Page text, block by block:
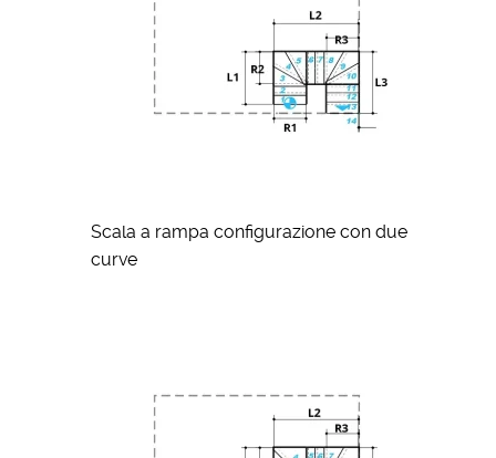
Scala a rampa configurazione con due
curve